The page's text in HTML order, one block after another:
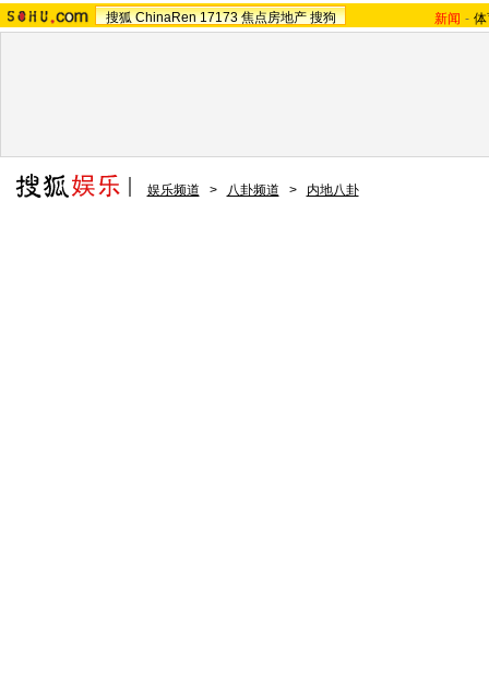
搜狐 ChinaRen 17173 焦点房地产 搜狗 新闻 -
娱乐频道 > 八卦频道 > 内地八卦